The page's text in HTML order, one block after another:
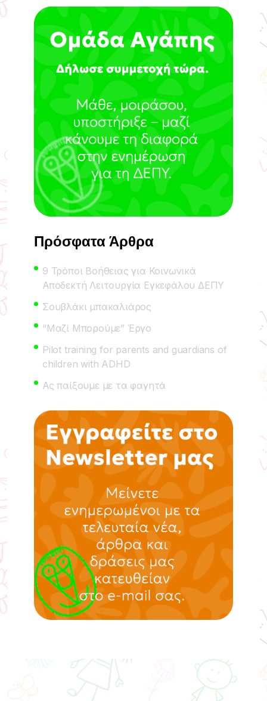
Πρόσφατα Άρθρα
9 Τρόποι Βοήθειας για Κοινωνικά
Αποδεκτή Λειτουργία Εγκεφάλου ΔΕΠΥ
Σουβλάκι μπακαλιάρος
“Μαζί Μπορούμε” Έργο
Pilot training for parents and guardians of
children with ADHD
Ας παίξουμε με τα φαγητά